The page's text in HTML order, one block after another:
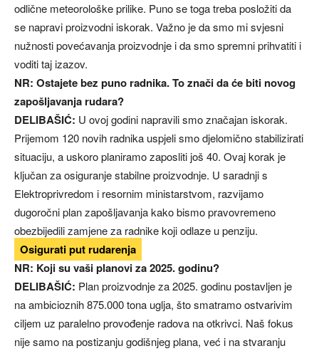
odlične meteorološke prilike. Puno se toga treba posložiti da
se napravi proizvodni iskorak. Važno je da smo mi svjesni
nužnosti povećavanja proizvodnje i da smo spremni prihvatiti i
voditi taj izazov.
NR: Ostajete bez puno radnika. To znači da će biti novog
zapošljavanja rudara?
DELIBAŠIĆ: U ovoj godini napravili smo značajan iskorak.
Prijemom 120 novih radnika uspjeli smo djelomično stabilizirati
situaciju, a uskoro planiramo zaposliti još 40. Ovaj korak je
ključan za osiguranje stabilne proizvodnje. U saradnji s
Elektroprivredom i resornim ministarstvom, razvijamo
dugoročni plan zapošljavanja kako bismo pravovremeno
obezbijedili zamjene za radnike koji odlaze u penziju.
Osigurati put rudarenja
NR: Koji su vaši planovi za 2025. godinu?
DELIBAŠIĆ: Plan proizvodnje za 2025. godinu postavljen je
na ambicioznih 875.000 tona uglja, što smatramo ostvarivim
ciljem uz paralelno provođenje radova na otkrivci. Naš fokus
nije samo na postizanju godišnjeg plana, već i na stvaranju